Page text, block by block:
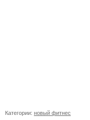
Категории: новый фитнес